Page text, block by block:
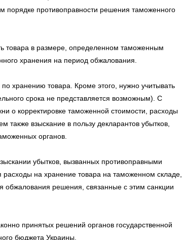
порядке противоправности решения таможенного
товара в размере, определенном таможенным
хранения на период обжалования.
хранению товара. Кроме этого, нужно учитывать
срока не представляется возможным). С
о корректировке таможенной стоимости, расходы
также взыскание в пользу декларантов убытков,
органов.
убытков, вызванных противоправными
на хранение товара на таможенном складе,
обжалования решения, связанные с этим санкции
принятых решений органов государственной
бюджета Украины.